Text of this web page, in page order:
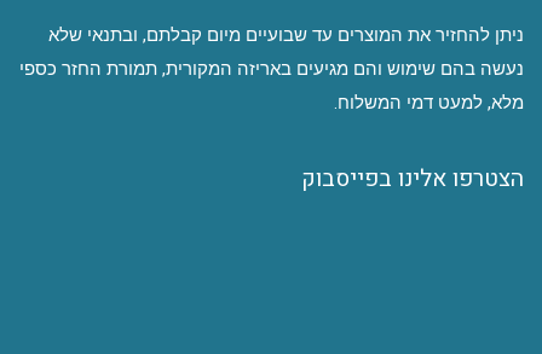
ניתן להחזיר את המוצרים עד שבועיים מיום קבלתם, ובתנאי שלא
נעשה בהם שימוש והם מגיעים באריזה המקורית, תמורת החזר כספי
מלא, למעט דמי המשלוח.
הצטרפו אלינו בפייסבוק